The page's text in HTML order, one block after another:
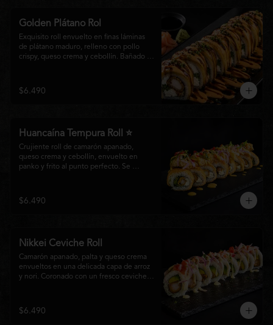
Golden Plátano Rol
Exquisito roll envuelto en finas láminas
de plátano maduro, relleno con pollo
crispy, queso crema y cebollín. Bañado
tostado y cebollín fresco. Una
combinación perfecta entre el dulzor del
$6.490
Huancaína Tempura Roll ⭐
Crujiente roll de camarón apanado,
queso crema y cebollín, envuelto en
panko y frito al punto perfecto. Se
y una sedosa salsa huancaína, finalizada
con toques de pimentón rojo fresco que
$6.490
Nikkei Ceviche Roll
Camarón apanado, palta y queso crema
envueltos en una delicada capa de arroz
y nori. Coronado con un fresco ceviche
creando un equilibrio perfecto entre
frescura, cremosidad y crocancia en cada
$6.490